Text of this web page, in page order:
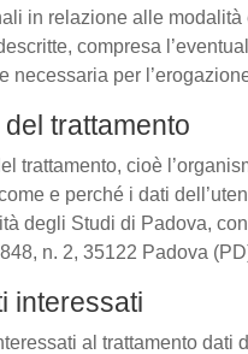
in relazione alle modalità
compresa
necessaria per
trattamento
trattamento, cioè
e perché i dati
degli Studi di Padova,
n. 2, 35122 Padova
interessati
al trattamento dati